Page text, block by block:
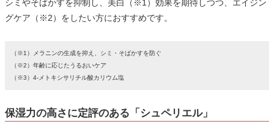
シミやそばかすを抑制し、美白（※1）効果を期待しつつ、エイジン
グケア（※2）をしたい方におすすめです。
（※1）メラニンの生成を抑え、シミ・そばかすを防ぐ
（※2）年齢に応じたうるおいケア
（※3）4-メトキシサリチル酸カリウム塩
保湿力の高さに定評のある「シュペリエル」